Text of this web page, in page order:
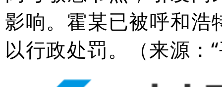
影响。霍某已被呼和
以行政处罚。（来源：